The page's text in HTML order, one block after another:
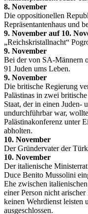
8. November
Die oppositionellen
Repräsentantenhaus und
9. November auf 10.
„Reichskristallnacht“
9. November
Bei der von SA-Männern
91 Juden ums Leben.
9. November
Die britische Regierung
Palästinas in zwei
Staat, der in einen Juden-
undurchführbar war,
Palästinakonferenz unter
abholten.
10. November
Der Gründervater der
10. November
Der italienische
Duce Benito Mussolini
Ehe zwischen
einer Person nicht
keinen Wehrdienst leisten
ausgeschlossen.